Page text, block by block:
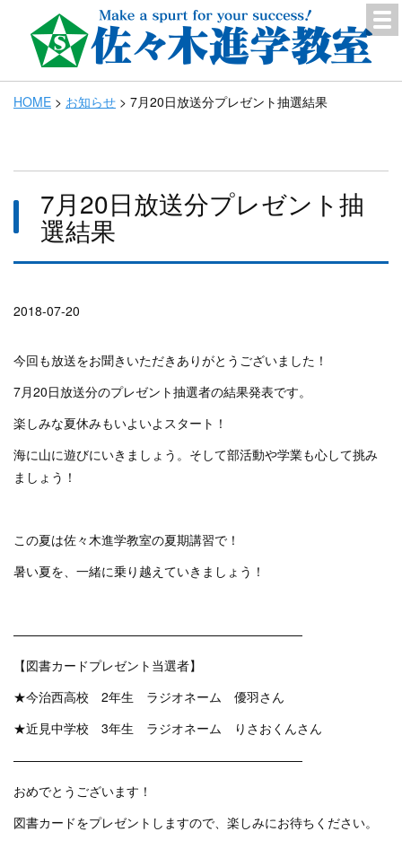
HOME > お知らせ > 7月20日放送分プレゼント抽選結果
7月20日放送分プレゼント抽
選結果
2018-07-20
今回も放送をお聞きいただきありがとうございました！
7月20日放送分のプレゼント抽選者の結果発表です。
楽しみな夏休みもいよいよスタート！
海に山に遊びにいきましょう。そして部活動や学業も心して挑み
ましょう！
この夏は佐々木進学教室の夏期講習で！
暑い夏を、一緒に乗り越えていきましょう！
———————————————————————
【図書カードプレゼント当選者】
★今治西高校 2年生 ラジオネーム 優羽さん
★近見中学校 3年生 ラジオネーム りさおくんさん
———————————————————————
おめでとうございます！
図書カードをプレゼントしますので、楽しみにお待ちください。